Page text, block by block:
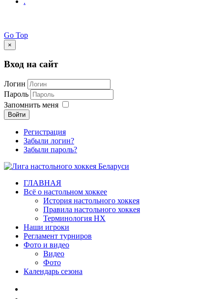
Go Top
×
Вход на сайт
Логин
Пароль
Запомнить меня
Войти
Регистрация
Забыли логин?
Забыли пароль?
ГЛАВНАЯ
Всё о настольном хоккее
История настольного хоккея
Правила настольного хоккея
Терминология НХ
Наши игроки
Регламент турниров
Фото и видео
Видео
Фото
Календарь сезона